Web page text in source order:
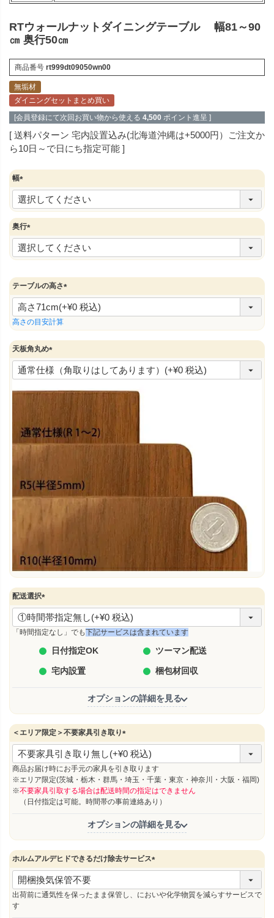
RTウォールナットダイニングテーブル 幅81～90
㎝ 奥行50㎝
商品番号 rt999dt09050wn00
無垢材
ダイニングセットまとめ買い
[会員登録にて次回お買い物から使える 4,500 ポイント進呈 ]
送料パターン 宅内設置込み(北海道沖縄は+5000円）ご注文か
ら10日～で日にち指定可能
幅
(
必
須
)
奥行
(
必
須
テーブルの高さ
(
必
)
高さの目安計算
天板角丸め
(
必
)
配送選択
(
必
須
「時間指定なし」でも下記サービスは含まれています
日付指定OK ツーマン配送
宅内設置 梱包材回収
オプションの詳細を見る
＜エリア限定＞不要家具引き取り
(
必
須
商品お届け時にお手元の家具を引き取ります
※エリア限定(茨城・栃木・群馬・埼玉・千葉・東京・神奈川・大阪・福岡)
※不要家具引取する場合は配送時間の指定はできません
（日付指定は可能。時間帯の事前連絡あり）
オプションの詳細を見る
ホルムアルデヒドできるだけ除去サービス
(
須
出荷前に通気性を保ったまま保管し、においや化学物質を減らすサービスで
す